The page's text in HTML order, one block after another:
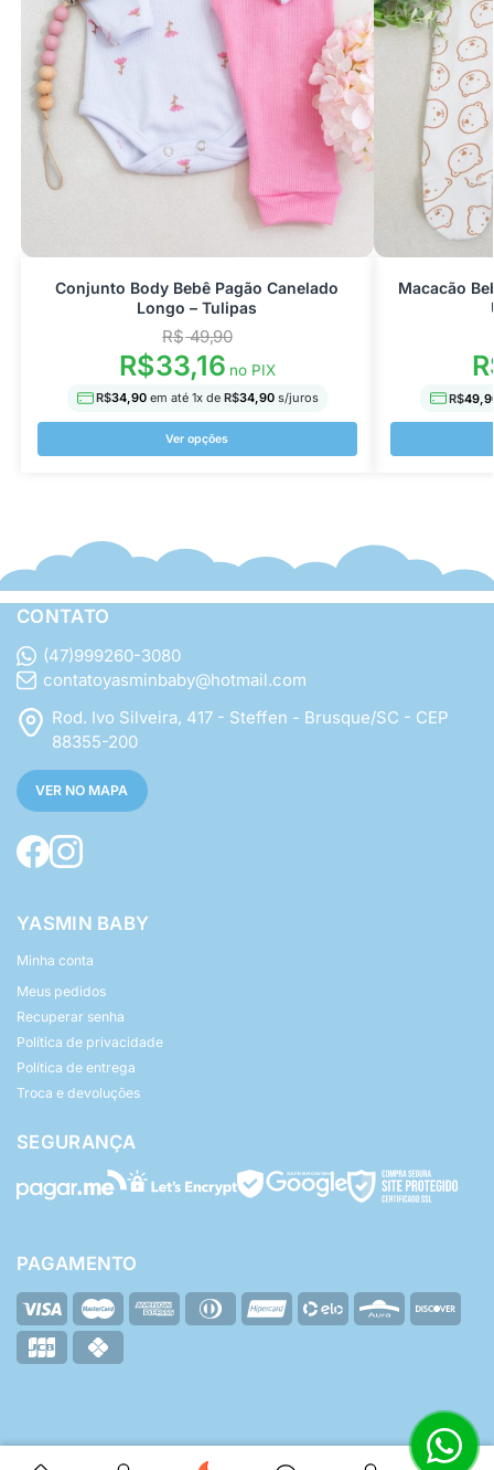
Conjunto Body Bebê Pagão Canelado
Longo – Tulipas
R$49,90
R$33,16no PIX
R$34,90 em até 1x de R$34,90s/juros
Ver opções
Macacão
R$
CONTATO
(47)999260-3080
contatoyasminbaby@hotmail.com
Rod. Ivo Silveira, 417 - Steffen - Brusque/SC - CEP
88355-200
VER NO MAPA
YASMIN BABY
Minha conta
Meus pedidos
Recuperar senha
Política de privacidade
Política de entrega
Troca e devoluções
SEGURANÇA
PAGAMENTO
© Yasmin Baby - Todos os direitos reservados.